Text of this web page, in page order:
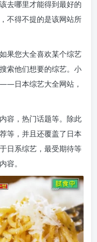
去哪里才能得到最好的
不得不提的是该网站所
果您大全喜欢某个综艺
索他们想要的综艺。小
日本综艺大全网站，
容，热门话题等。除此
等，并且还覆盖了日本
日系综艺，最受期待等
容。